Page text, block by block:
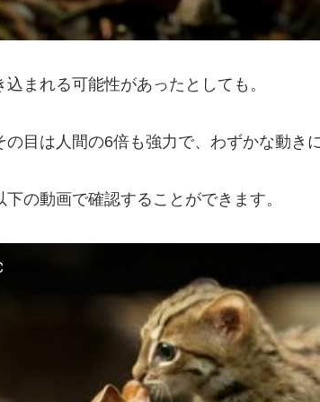
まれる可能性があったとしても。
目は人間の6倍も強力で、わずかな動き
の動画で確認することができます。